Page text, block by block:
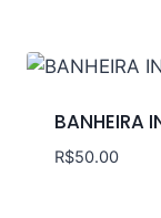
BANHEIRA
R$50.00